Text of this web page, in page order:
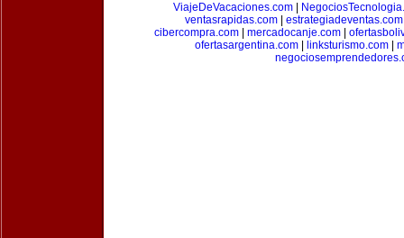
ViajeDeVacaciones.com
ventasrapidas.com
estrategiadeventas.com
cibercompra.com| mercadocanje.com|
ofertasargentina.com| linksturismo.com|